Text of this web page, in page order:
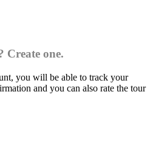
Create one.
you will be able to track your
and you can also rate the tour